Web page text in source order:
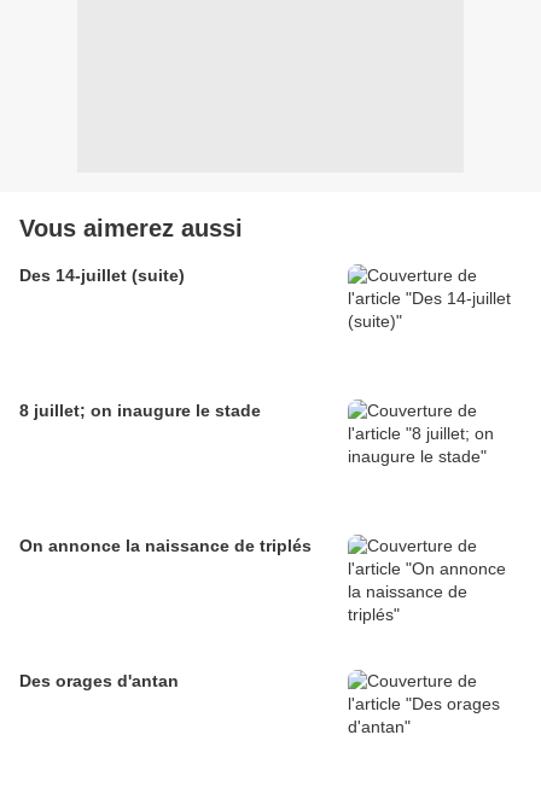
Vous aimerez aussi
Des 14-juillet (suite)
8 juillet; on inaugure le stade
On annonce la naissance de triplés
Des orages d'antan